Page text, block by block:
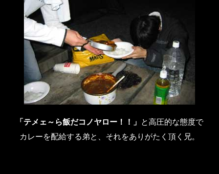
「テメェ～ら飯だコノヤロー！！」 と高圧的な態度で
カレーを配給する弟と、それをありがたく頂く兄。